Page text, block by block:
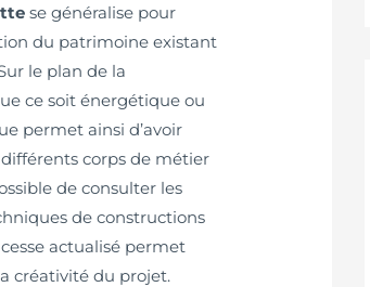
se généralise pour
du patrimoine existant
le plan de la
ce soit énergétique ou
permet ainsi d’avoir
corps de métier
de consulter les
de constructions
actualisé permet
créativité du projet.